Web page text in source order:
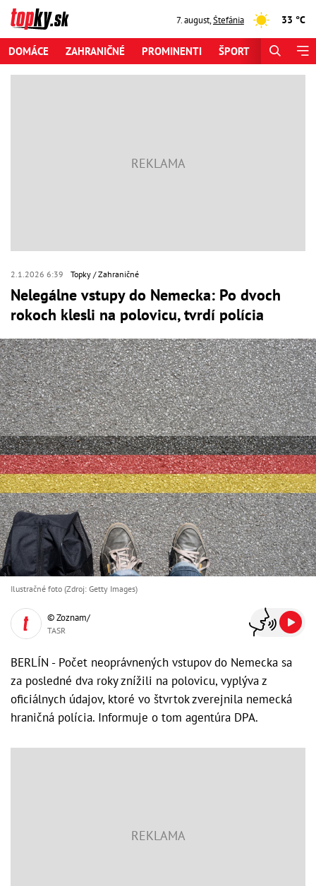
7. august,Štefánia 33 °C
DOMÁCE ZAHRANIČNÉ PROMINENTI ŠPORT
2.1.2026 6:39 Topky Zahraničné
Nelegálne vstupy do Nemecka: Po dvoch
rokoch klesli na polovicu, tvrdí polícia
Ilustračné foto (Zdroj: Getty Images)
© Zoznam/
TASR
BERLÍN - Počet neoprávnených vstupov do Nemecka sa
za posledné dva roky znížili na polovicu, vyplýva z
oficiálnych údajov, ktoré vo štvrtok zverejnila nemecká
hraničná polícia. Informuje o tom agentúra DPA.